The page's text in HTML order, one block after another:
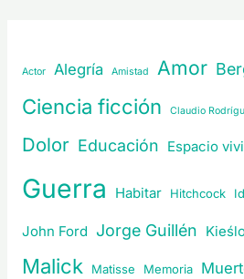
Actor Alegría Amistad Amor
Ciencia ficción Claudio
Dolor Educación Espacio
Guerra Habitar Hitchcock
John Ford Jorge Guillén
Malick Matisse Memoria